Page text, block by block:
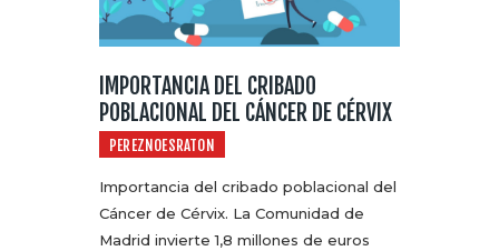
IMPORTANCIA DEL CRIBADO
POBLACIONAL DEL CÁNCER DE CÉRVIX
PEREZNOESRATON
Importancia del cribado poblacional del
Cáncer de Cérvix. La Comunidad de
Madrid invierte 1,8 millones de euros